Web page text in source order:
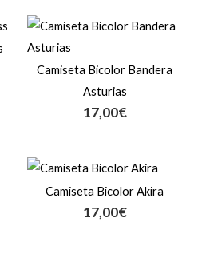
Camiseta Bicolor Bandera
Asturias
17,00€
Camiseta Bicolor Akira
17,00€